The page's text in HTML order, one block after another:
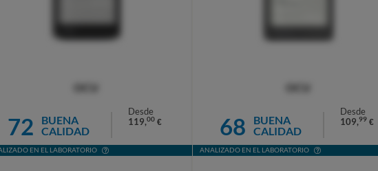
72
BUENA
CALIDAD
Desde
119,00 €
EN EL LABORATORIO
68
BUENA
CALIDAD
Desde
109,99 €
ANALIZADO EN EL LABORATORIO